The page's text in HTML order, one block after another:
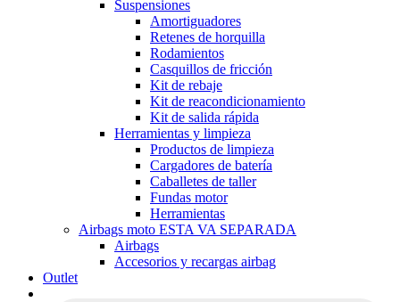
Suspensiones
Amortiguadores
Retenes de horquilla
Rodamientos
Casquillos de fricción
Kit de rebaje
Kit de reacondicionamiento
Kit de salida rápida
Herramientas y limpieza
Productos de limpieza
Cargadores de batería
Caballetes de taller
Fundas motor
Herramientas
Airbags moto ESTA VA SEPARADA
Airbags
Accesorios y recargas airbag
Outlet